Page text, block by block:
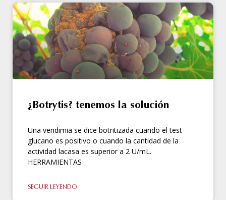
¿Botrytis? tenemos la solución
Una vendimia se dice botritizada cuando el test
glucano es positivo o cuando la cantidad de la
actividad lacasa es superior a 2 U/mL.
HERRAMIENTAS
SEGUIR LEYENDO